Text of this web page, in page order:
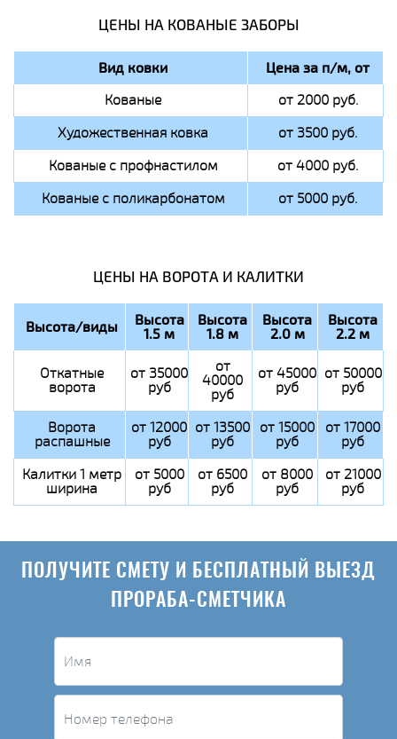
ЦЕНЫ НА КОВАНЫЕ ЗАБОРЫ
Вид ковки Цена за п/м, от
Кованые
от 2000 руб.
Художественная ковка
от 3500 руб.
Кованые с профнастилом
от 4000 руб.
Кованые с поликарбонатом
от 5000 руб.
ЦЕНЫ НА ВОРОТА И КАЛИТКИ
Высота/виды Высота
1.5 м
Высота
1.8 м
Высота
2.0 м
Высота
2.2 м
Откатные
ворота
от 35000
руб
от
40000
руб
от 45000
руб
от 50000
руб
Ворота
распашные
от 12000
руб
от 13500
руб
от 15000
руб
от 17000
руб
Калитки 1 метр
ширина
от 5000
руб
от 6500
руб
от 8000
руб
от 21000
руб
ПОЛУЧИТЕ СМЕТУ И БЕСПЛАТНЫЙ ВЫЕЗД
ПРОРАБА-СМЕТЧИКА